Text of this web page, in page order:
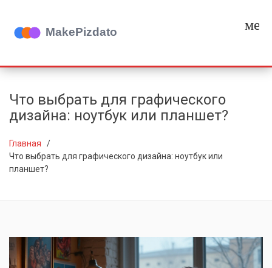
Что выбрать для графического
дизайна: ноутбук или планшет?
Главная
Что выбрать для графического дизайна: ноутбук или
планшет?